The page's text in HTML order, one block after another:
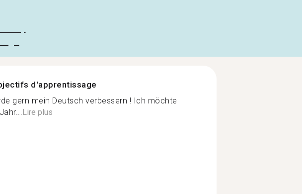
d'apprentissage
gern mein Deutsch verbessern ! Ich möchte
Lire plus